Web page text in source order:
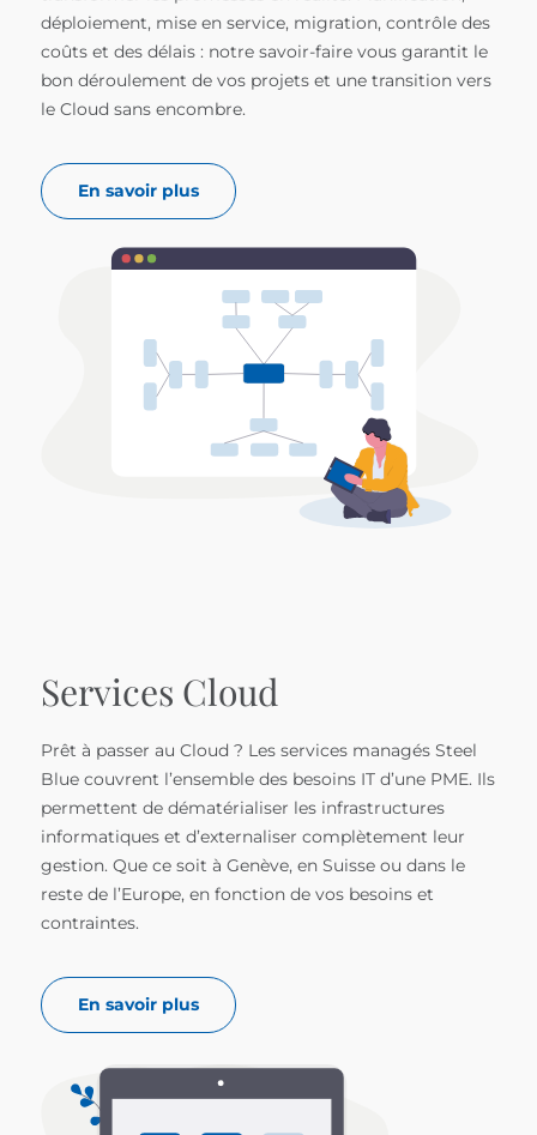
déploiement, mise en service, migration, contrôle des
coûts et des délais : notre savoir-faire vous garantit le
bon déroulement de vos projets et une transition vers
le Cloud sans encombre.
En savoir plus
Services Cloud
Prêt à passer au Cloud ? Les services managés Steel
Blue couvrent l’ensemble des besoins IT d’une PME. Ils
permettent de dématérialiser les infrastructures
informatiques et d’externaliser complètement leur
gestion. Que ce soit à Genève, en Suisse ou dans le
reste de l’Europe, en fonction de vos besoins et
contraintes.
En savoir plus